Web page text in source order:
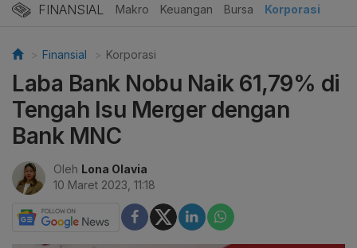
FINANSIAL Makro Keuangan Bursa Korporasi
Finansial Korporasi
Laba Bank Nobu Naik 61,79% di
Tengah Isu Merger dengan
Bank MNC
Oleh Lona Olavia
10 Maret 2023, 11:18